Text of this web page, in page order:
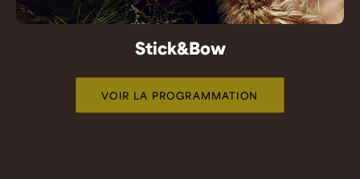
Stick&Bow
VOIR LA PROGRAMMATION